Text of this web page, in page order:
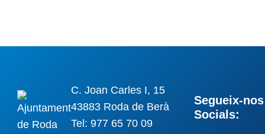
C. Joan Carles I, 15
43883 Roda de Berà
Tel: 977 65 70 09
Segueix-
Socials: